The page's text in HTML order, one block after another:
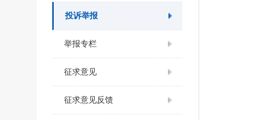
投诉举报
举报专栏
征求意见
征求意见反馈